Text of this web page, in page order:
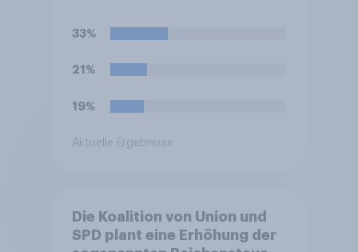
Befristungen sollen demnach
bis zu 48 Monate und mit bis
zu sechs Verlängerungen
24 Monate und drei
Befürworten Sie diese
33%
21%
19%
Aktuelle Ergebnisse
Die Koalition von Union und
SPD plant eine Erhöhung der